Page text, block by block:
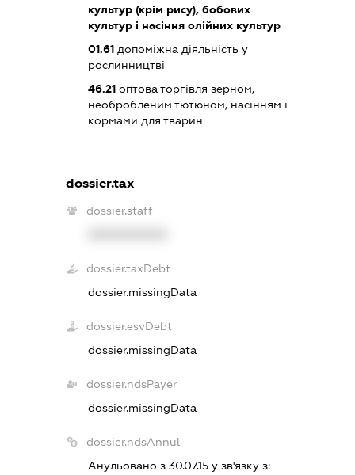
культур (крім рису), бобових
культур і насіння олійних культур
01.61 допоміжна діяльність у
рослинництві
46.21 оптова торгівля зерном,
необробленим тютюном, насінням і
кормами для тварин
dossier.tax
dossier.staff
dossier.taxDebt
dossier.missingData
dossier.esvDebt
dossier.missingData
dossier.ndsPayer
dossier.missingData
dossier.ndsAnnul
Анульовано з 30.07.15 у зв'язку з: